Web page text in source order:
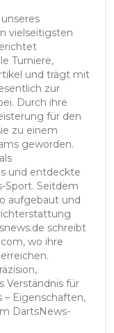
vielseitigsten
Turniere,
und trägt mit
zur
Durch ihre
für den
zu einem
geworden.
und entdeckte
Sport. Seitdem
aufgebaut und
schreibt
wo ihre
Verständnis für
– Eigenschaften,
DartsNews-